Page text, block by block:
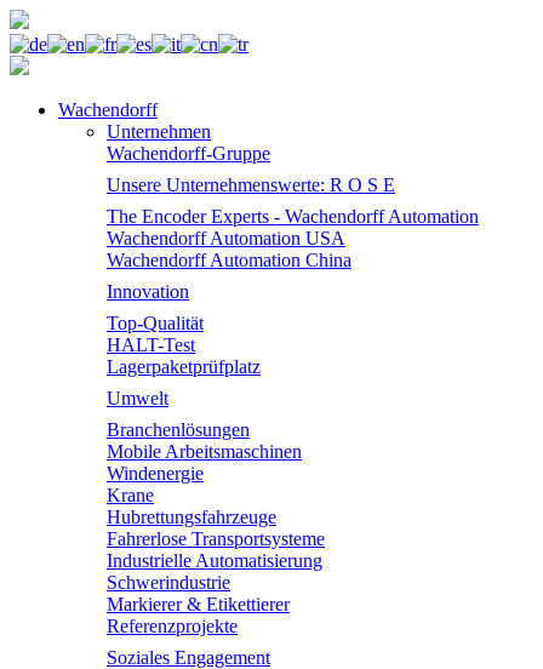
Wachendorff
Unternehmen
Wachendorff-Gruppe
Unsere Unternehmenswerte: R O S E
The Encoder Experts - Wachendorff Automation
Wachendorff Automation USA
Wachendorff Automation China
Innovation
Top-Qualität
HALT-Test
Lagerpaketprüfplatz
Umwelt
Branchenlösungen
Mobile Arbeitsmaschinen
Windenergie
Krane
Hubrettungsfahrzeuge
Fahrerlose Transportsysteme
Industrielle Automatisierung
Schwerindustrie
Markierer & Etikettierer
Referenzprojekte
Soziales Engagement